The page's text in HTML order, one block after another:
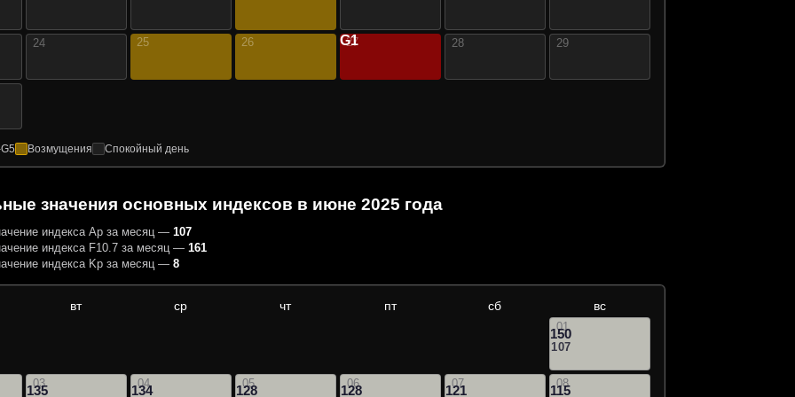
24 25 26 27
G1 28 29
Возмущения Спокойный день
значения основных индексов в июне 2025 года
индекса Ap за месяц — 107
индекса F10.7 за месяц — 161
индекса Kp за месяц — 8
вт ср чт пт сб вс
01
150
107
03
135 04
134 05
128 06
128 07
121 08
115